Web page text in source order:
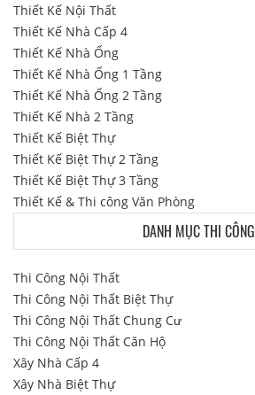
Thiết Kế Nội Thất
Thiết Kế Nhà Cấp 4
Thiết Kế Nhà Ống
Thiết Kế Nhà Ống 1 Tầng
Thiết Kế Nhà Ống 2 Tầng
Thiết Kế Nhà 2 Tầng
Thiết Kế Biệt Thự
Thiết Kế Biệt Thự 2 Tầng
Thiết Kế Biệt Thự 3 Tầng
Thiết Kế & Thi công Văn Phòng
DANH MỤC THI CÔNG
Thi Công Nội Thất
Thi Công Nội Thất Biệt Thự
Thi Công Nội Thất Chung Cư
Thi Công Nội Thất Căn Hộ
Xây Nhà Cấp 4
Xây Nhà Biệt Thự